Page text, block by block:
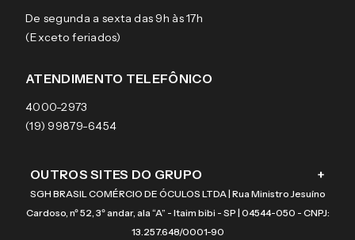
Aviso de privacidade
Termos e condições de uso
Pagamentos
Garantias
Tecnol
Arnette
Burberry
Óculos de sol
Lentes de contato
De segunda a sexta das 9h às 17h
(Exceto feriados)
ATENDIMENTO TELEFÔNICO
4000-2973
(19) 99879-6454
OUTROS SITES DO GRUPO +
SGH BRASIL COMÉRCIO DE ÓCULOS LTDA | Rua Ministro Jesuíno
Cardoso, nº 52, 3º andar, ala “A” - Itaim bibi - SP | 04544-050 - CNPJ:
13.257.648/0001-90